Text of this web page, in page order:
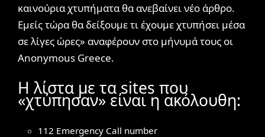
καινούρια χτυπήματα θα ανεβαίνει νέο άρθρο.
Εμείς τώρα θα δείξουμε τι έχουμε χτυπήσει μέσα
σε λίγες ώρες» αναφέρουν στο μήνυμά τους οι
Anonymous Greece.
Η λίστα με τα sites που
«χτύπησαν» είναι η ακόλουθη:
112 Emergency Call number